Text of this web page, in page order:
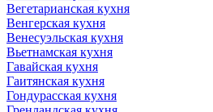
Вегетарианская кухня
Венгерская кухня
Венесуэльская кухня
Вьетнамская кухня
Гавайская кухня
Гаитянская кухня
Гондурасская кухня